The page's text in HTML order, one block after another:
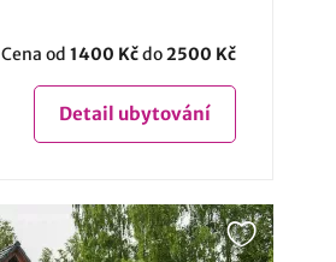
Cena od 1400 Kčdo 2500 Kč
Detail ubytování